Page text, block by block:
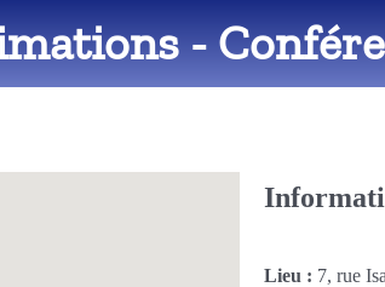
-
Lieu : 7, rue